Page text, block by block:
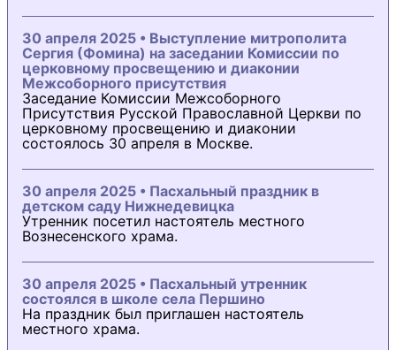
30 апреля 2025 • Выступление митрополита
Сергия (Фомина) на заседании Комиссии по
церковному просвещению и диаконии
Межсоборного присутствия
Заседание Комиссии Межсоборного
Присутствия Русской Православной Церкви по
церковному просвещению и диаконии
состоялось 30 апреля в Москве.
30 апреля 2025 • Пасхальный праздник в
детском саду Нижнедевицка
Утренник посетил настоятель местного
Вознесенского храма.
30 апреля 2025 • Пасхальный утренник
состоялся в школе села Першино
На праздник был приглашен настоятель
местного храма.